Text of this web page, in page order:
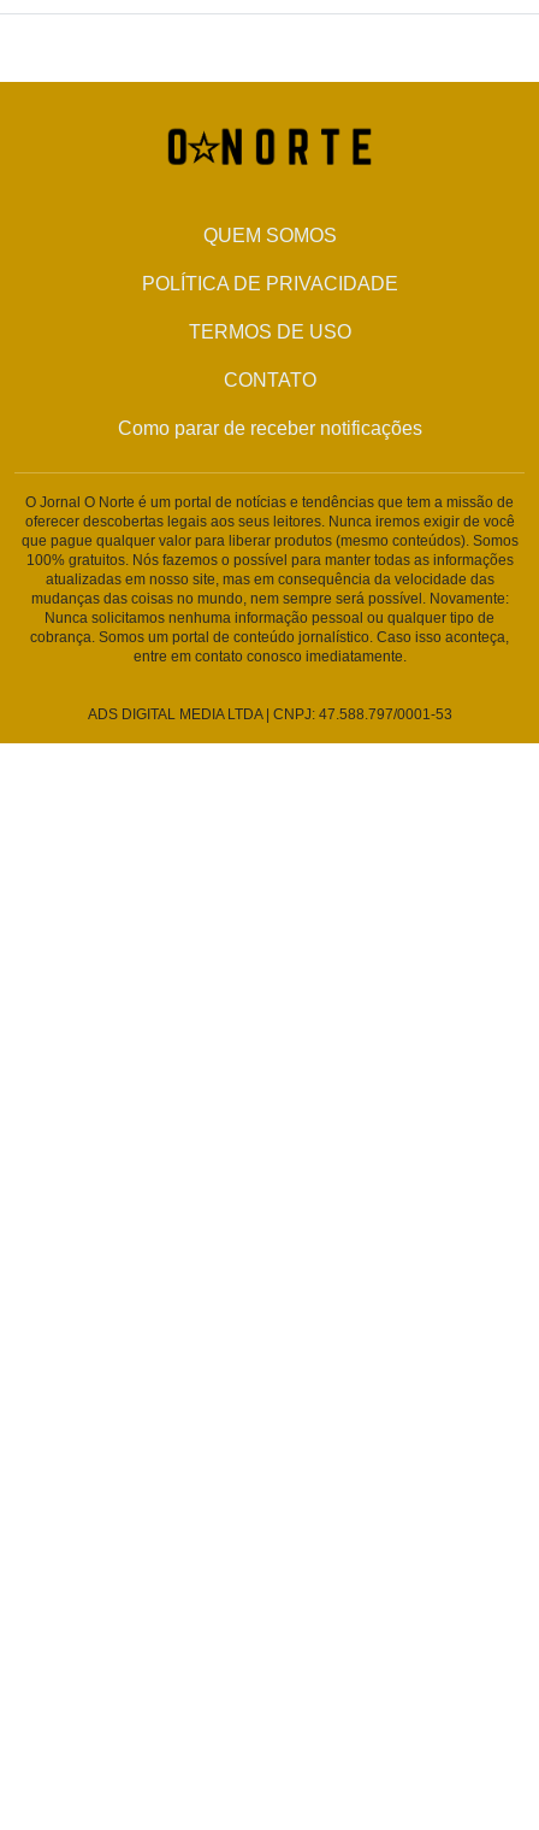
QUEM SOMOS
POLÍTICA DE PRIVACIDADE
TERMOS DE USO
CONTATO
Como parar de receber notificações
O Jornal O Norte é um portal de notícias e tendências que tem a missão de
oferecer descobertas legais aos seus leitores. Nunca iremos exigir de você
que pague qualquer valor para liberar produtos (mesmo conteúdos). Somos
100% gratuitos. Nós fazemos o possível para manter todas as informações
atualizadas em nosso site, mas em consequência da velocidade das
mudanças das coisas no mundo, nem sempre será possível. Novamente:
Nunca solicitamos nenhuma informação pessoal ou qualquer tipo de
cobrança. Somos um portal de conteúdo jornalístico. Caso isso aconteça,
entre em contato conosco imediatamente.
ADS DIGITAL MEDIA LTDA | CNPJ: 47.588.797/0001-53